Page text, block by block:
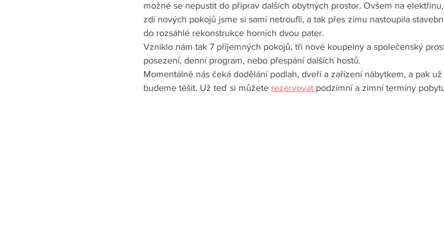
možné se nepustit do příprav dalších obytných prostor. Ovšem na
zdí nových pokojů jsme si sami netroufli, a tak přes zimu nastoupila
do rozsáhlé rekonstrukce horních dvou pater.
Vzniklo nám tak 7 příjemných pokojů, tři nové koupelny a společenský
posezení, denní program, nebo přespání dalších hostů.
Momentálně nás čeká dodělání podlah, dveří a zařízení nábytkem, a pak už
budeme těšit. Už teď si můžete rezervovat podzimní a zimní termíny